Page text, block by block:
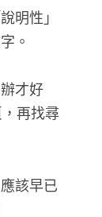
明性」
。
才好
再找尋
該早已